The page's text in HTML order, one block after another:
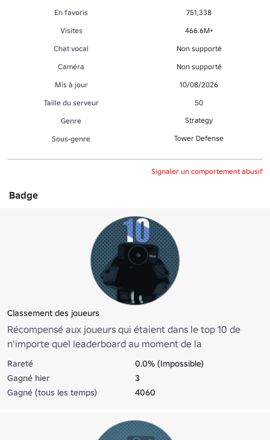
En favoris
751,338
Visites
466.6M+
Chat vocal
Non supporté
Caméra
Non supporté
Mis à jour
10/08/2026
Taille du serveur
50
Genre
Strategy
Sous-genre Tower Defense
Signaler un comportement abusif
Badge
Classement des joueurs
Récompensé aux joueurs qui étaient dans le top 10 de
n'importe quel leaderboard au moment de la
réinitialisation. Donne du texte orange et une icône de
chat [💿].
Rareté
0.0% (Impossible)
Gagné hier
3
Gagné (tous les temps)
4060